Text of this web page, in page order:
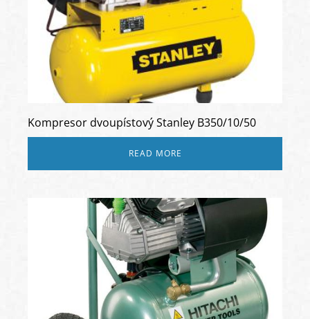
Kompresor dvoupístový Stanley B350/10/50
READ MORE